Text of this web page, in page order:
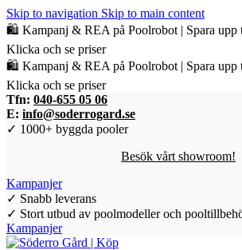
Skip to navigation Skip to main content
🛍️ Kampanj & REA på Poolrobot | Spara
Klicka och se priser
🛍️ Kampanj & REA på Poolrobot | Spara
Klicka och se priser
Tfn: 040-655 05 06
E: info@soderrogard.se
✓ 1000+ byggda pooler
Besök vårt showroom!
Kampanjer
✓ Snabb leverans
✓ Stort utbud av poolmodeller och
Kampanjer